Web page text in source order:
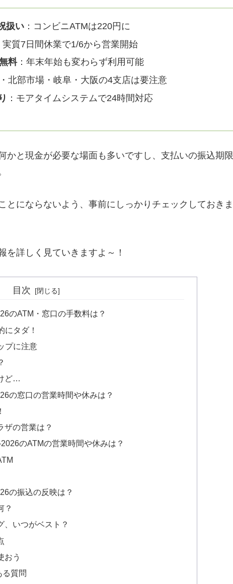
扱い：コンビニATMは220円に
実質7日間休業で1/6から営業開始
料：年末年始も変わらず利用可能
・北部市場・岐阜・大阪の4支店は要注意
：モアタイムシステムで24時間対応
かと現金が必要な場面も多いですし、支払いの振込期限
とにならないよう、事前にしっかりチェックしておきま
を詳しく見ていきますよ～！
目次
のATM・窓口の手数料は？
にタダ！
プに注意
ど…
の窓口の営業時間や休みは？
ザの営業は？
のATMの営業時間や休みは？
の振込の反映は？
？
、いつがベスト？
おう
る質問